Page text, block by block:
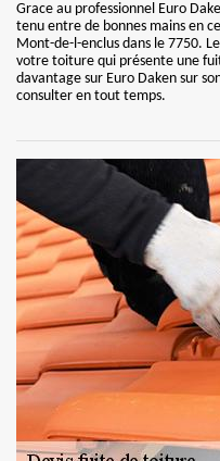
Grace au professionnel Euro
tenu entre de bonnes mains en
Mont-de-l-enclus dans le 7750.
votre toiture qui présente une
davantage sur Euro Daken sur
consulter en tout temps.